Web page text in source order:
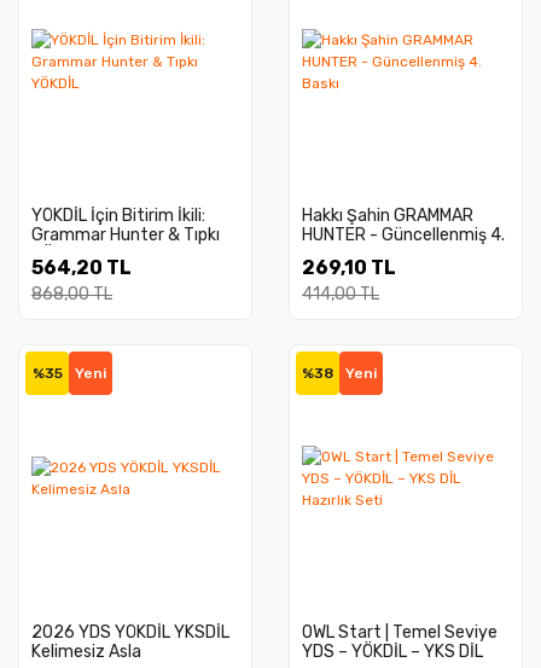
YÖKDİL İçin Bitirim İkili:
Grammar Hunter & Tıpkı
564,20 TL
868,00 TL
Hakkı Şahin GRAMMAR
HUNTER - Güncellenmiş 4.
269,10 TL
414,00 TL
%35 Yeni
2026 YDS YÖKDİL YKSDİL
Kelimesiz Asla
%38 Yeni
OWL Start | Temel Seviye
YDS – YÖKDİL – YKS DİL